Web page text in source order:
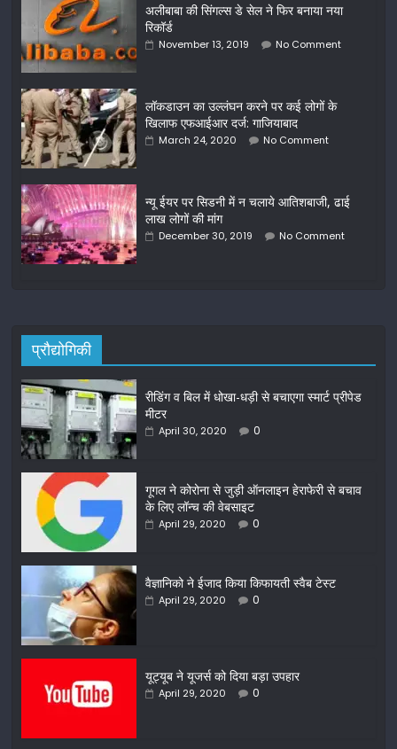
अलीबाबा की सिंगल्स डे सेल ने फिर बनाया नया
रिकॉर्ड
November 13, 2019 No Comment
लॉकडाउन का उल्लंघन करने पर कई लोगों के
खिलाफ एफआईआर दर्ज: गाजियाबाद
March 24, 2020 No Comment
न्यू ईयर पर सिडनी में न चलाये आतिशबाजी, ढाई
लाख लोगों की मांग
December 30, 2019 No Comment
प्रौद्योगिकी
रीडिंग व बिल में धोखा-धड़ी से बचाएगा स्मार्ट प्रीपेड
मीटर
April 30, 2020 0
गूगल ने कोरोना से जुड़ी ऑनलाइन हेराफेरी से बचाव
के लिए लॉन्च की वेबसाइट
April 29, 2020 0
वैज्ञानिको ने ईजाद किया किफायती स्वैब टेस्ट
April 29, 2020 0
यूट्यूब ने यूजर्स को दिया बड़ा उपहार
April 29, 2020 0